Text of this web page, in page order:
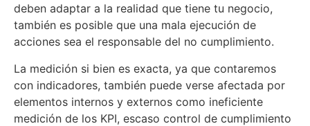
deben adaptar a la realidad que tiene tu negocio,
también es posible que una mala ejecución de
acciones sea el responsable del no cumplimiento.
La medición si bien es exacta, ya que contaremos
con indicadores, también puede verse afectada por
elementos internos y externos como ineficiente
medición de los KPI, escaso control de cumplimiento